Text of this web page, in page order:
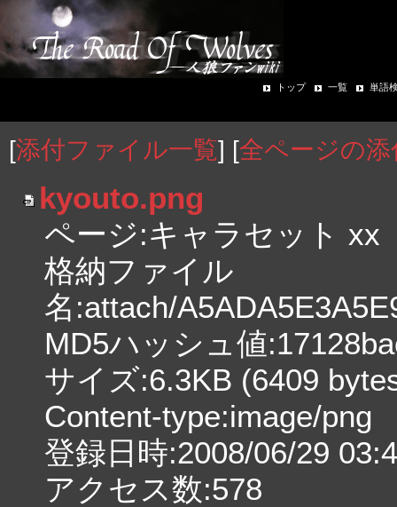
トップ 一覧 単語
[添付ファイル一覧] [全ページの
kyouto.png
ページ:キャラセット xx
格納ファイル
名:attach/
MD5ハッシュ値
サイズ:6.3KB (6409
Content-type:image/png
登録日時:2008/06/29
アクセス数:578